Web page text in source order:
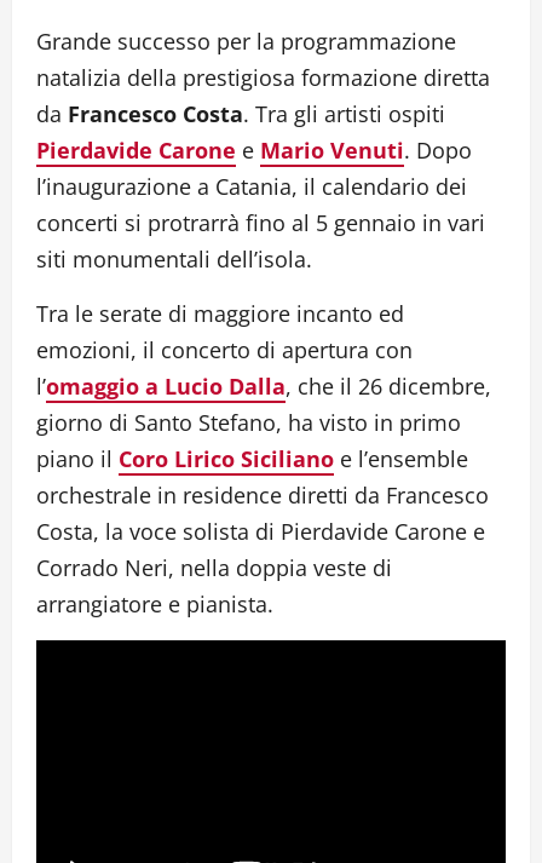
Grande successo per la programmazione
natalizia della prestigiosa formazione diretta
da Francesco Costa. Tra gli artisti ospiti
Pierdavide Carone e Mario Venuti. Dopo
l’inaugurazione a Catania, il calendario dei
concerti si protrarrà fino al 5 gennaio in vari
siti monumentali dell’isola.
Tra le serate di maggiore incanto ed
emozioni, il concerto di apertura con
l’omaggio a Lucio Dalla, che il 26 dicembre,
giorno di Santo Stefano, ha visto in primo
piano il Coro Lirico Siciliano e l’ensemble
orchestrale in residence diretti da Francesco
Costa, la voce solista di Pierdavide Carone e
Corrado Neri, nella doppia veste di
arrangiatore e pianista.